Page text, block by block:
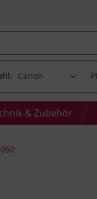
& Zubehör